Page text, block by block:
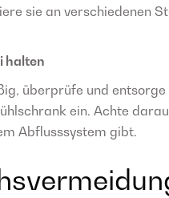
sie an verschiedenen
halten
überprüfe und
ein. Achte
Abflusssystem gibt.